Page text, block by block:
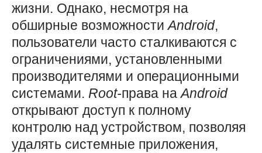
жизни. Однако, несмотря на
обширные возможностиAndroid,
пользователи часто сталкиваются с
ограничениями, установленными
производителями и операционными
системами. Root-права наAndroid
открывают доступ к полному
контролю над устройством, позволяя
удалять системные приложения,